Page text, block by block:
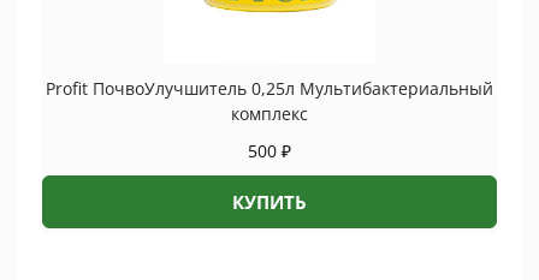
Profit ПочвоУлучшитель 0,25л Мультибактериальный
комплекс
500 ₽
КУПИТЬ